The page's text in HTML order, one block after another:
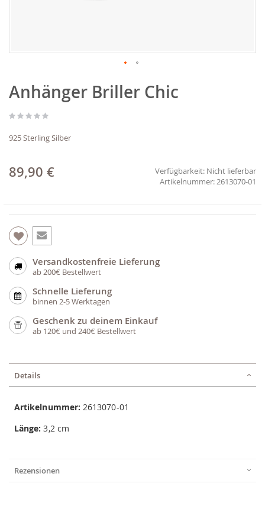
Anfang
der
springen
Anhänger Briller Chic
925 Sterling Silber
89,90 € Verfügbarkeit: Nicht lieferbar
2613070-01
Versandkostenfreie Lieferung
ab 200€ Bestellwert
Schnelle Lieferung
binnen 2-5 Werktagen
Geschenk zu deinem Einkauf
ab 120€ und 240€ Bestellwert
Details
Artikelnummer:2613070-01
Länge: 3,2 cm
Rezensionen